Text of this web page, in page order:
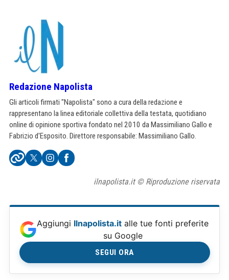
Redazione Napolista
Gli articoli firmati "Napolista" sono a cura della redazione e
rappresentano la linea editoriale collettiva della testata, quotidiano
online di opinione sportiva fondato nel 2010 da Massimiliano Gallo e
Fabrizio d'Esposito. Direttore responsabile: Massimiliano Gallo.
ilnapolista.it © Riproduzione riservata
Aggiungi Ilnapolista.it alle tue fonti preferite
su Google
SEGUI ORA